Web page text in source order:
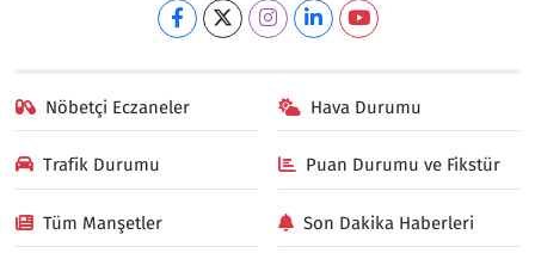
Nöbetçi Eczaneler Hava Durumu
Trafik Durumu Puan Durumu ve Fikstür
Tüm Manşetler Son Dakika Haberleri